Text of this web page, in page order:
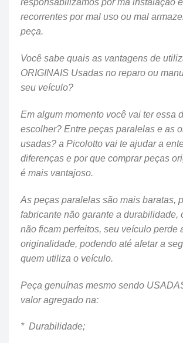
responsabilizamos por má instalação
recorrentes por mal uso ou mal
peça.
Você sabe quais as vantagens de
ORIGINAIS Usadas no reparo ou
seu veículo?
Em algum momento você vai ter essa
escolher? Entre peças paralelas e as
usadas? a Picolotto vai te ajudar a
diferenças e por que comprar peças
é mais vantajoso.
As peças paralelas são mais baratas,
fabricante não garante a durabilidade,
não ficam perfeitos, seu veículo perde
originalidade, podendo até afetar a
quem utiliza o veículo.
Peça genuínas mesmo sendo
valor agregado na:
* Durabilidade;